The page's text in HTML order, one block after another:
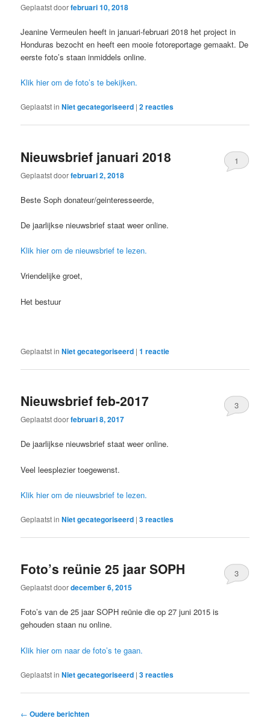
Geplaatst doorfebruari 10, 2018
Jeanine Vermeulen heeft in januari-februari 2018 het project in
Honduras bezocht en heeft een mooie fotoreportage gemaakt. De
eerste foto’s staan inmiddels online.
Klik hier om de foto’s te bekijken.
Geplaatst in Niet gecategoriseerd |2reacties
Nieuwsbrief januari 2018
Geplaatst doorfebruari 2, 2018
1
Beste Soph donateur/geinteresseerde,
De jaarlijkse nieuwsbrief staat weer online.
Klik hier om de nieuwsbrief te lezen.
Vriendelijke groet,
Het bestuur
Geplaatst in Niet gecategoriseerd |1 reactie
Nieuwsbrief feb-2017
Geplaatst doorfebruari 8, 2017
3
De jaarlijkse nieuwsbrief staat weer online.
Veel leesplezier toegewenst.
Klik hier om de nieuwsbrief te lezen.
Geplaatst in Niet gecategoriseerd |3reacties
Foto’s reünie 25 jaar SOPH
Geplaatst doordecember 6, 2015
3
Foto’s van de 25 jaar SOPH reünie die op 27 juni 2015 is
gehouden staan nu online.
Klik hier om naar de foto’s te gaan.
Geplaatst in Niet gecategoriseerd |3reacties
Berichtnavigatie
← Oudere berichten